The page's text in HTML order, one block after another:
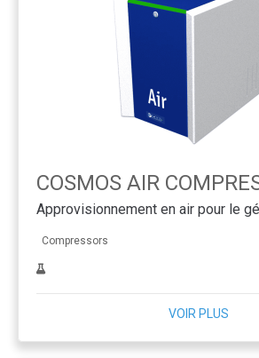
COSMOS AIR
Compressors
VOIR PLUS